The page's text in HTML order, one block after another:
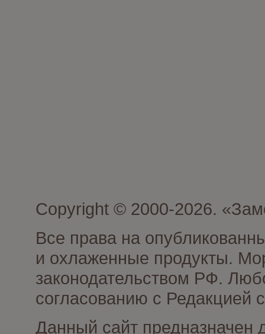
Copyright © 2000-2026.
Все права на
и охлаженные продукты.
законодательством РФ.
согласованию с Редакцией
Данный сайт предназначен